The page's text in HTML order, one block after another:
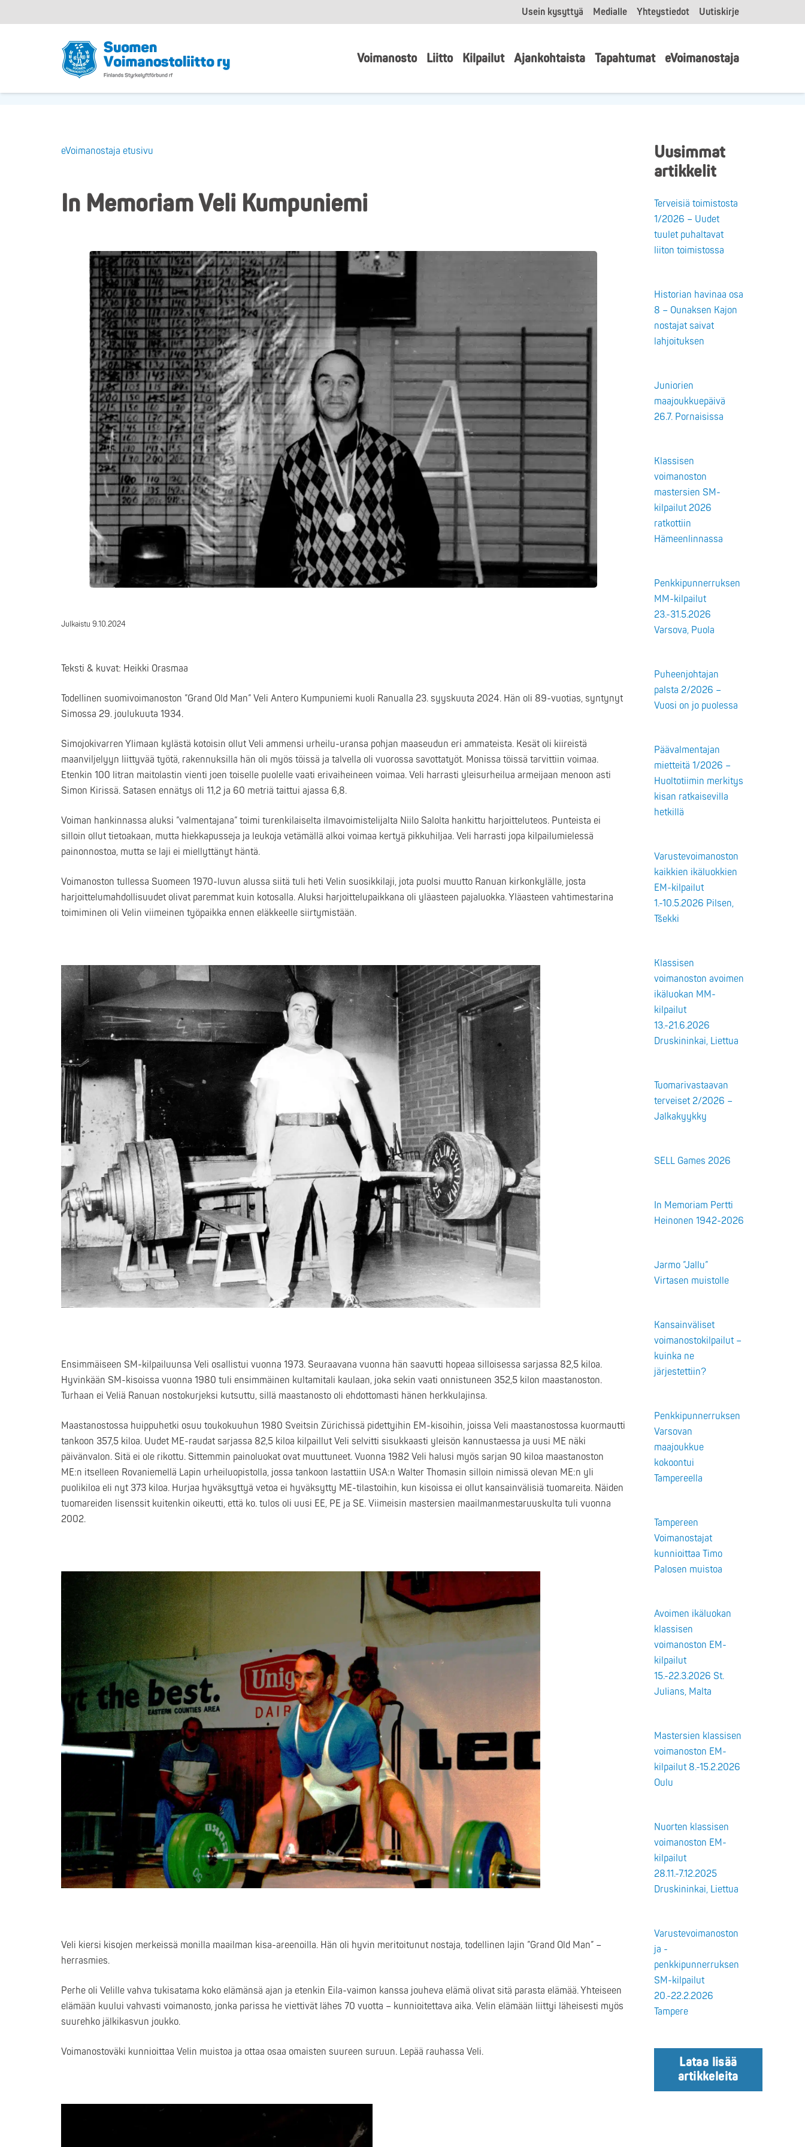
Usein kysyttyä Medialle Yhteystiedot Uutiskirje
Voimanosto Liitto Kilpailut Ajankohtaista Tapahtumat eVoimanostaja
eVoimanostaja etusivu
In Memoriam Veli Kumpuniemi
Julkaistu 9.10.2024
Teksti & kuvat: Heikki Orasmaa
Todellinen suomivoimanoston ”Grand Old Man” Veli Antero Kumpuniemi kuoli Ranualla 23. syyskuuta 2024. Hän oli 89-vuotias, syntynyt
Simossa 29. joulukuuta 1934.
Simojokivarren Ylimaan kylästä kotoisin ollut Veli ammensi urheilu-uransa pohjan maaseudun eri ammateista. Kesät oli kiireistä
maanviljelyyn liittyvää työtä, rakennuksilla hän oli myös töissä ja talvella oli vuorossa savottatyöt. Monissa töissä tarvittiin voimaa.
Etenkin 100 litran maitolastin vienti joen toiselle puolelle vaati erivaiheineen voimaa. Veli harrasti yleisurheilua armeijaan menoon asti
Simon Kirissä. Satasen ennätys oli 11,2 ja 60 metriä taittui ajassa 6,8.
Voiman hankinnassa aluksi ”valmentajana” toimi turenkilaiselta ilmavoimistelijalta Niilo Salolta hankittu harjoitteluteos. Punteista ei
silloin ollut tietoakaan, mutta hiekkapusseja ja leukoja vetämällä alkoi voimaa kertyä pikkuhiljaa. Veli harrasti jopa kilpailumielessä
painonnostoa, mutta se laji ei miellyttänyt häntä.
Voimanoston tullessa Suomeen 1970-luvun alussa siitä tuli heti Velin suosikkilaji, jota puolsi muutto Ranuan kirkonkylälle, josta
harjoittelumahdollisuudet olivat paremmat kuin kotosalla. Aluksi harjoittelupaikkana oli yläasteen pajaluokka. Yläasteen vahtimestarina
toimiminen oli Velin viimeinen työpaikka ennen eläkkeelle siirtymistään.
Ensimmäiseen SM-kilpailuunsa Veli osallistui vuonna 1973. Seuraavana vuonna hän saavutti hopeaa silloisessa sarjassa 82,5 kiloa.
Hyvinkään SM-kisoissa vuonna 1980 tuli ensimmäinen kultamitali kaulaan, joka sekin vaati onnistuneen 352,5 kilon maastanoston.
Turhaan ei Veliä Ranuan nostokurjeksi kutsuttu, sillä maastanosto oli ehdottomasti hänen herkkulajinsa.
Maastanostossa huippuhetki osuu toukokuuhun 1980 Sveitsin Zürichissä pidettyihin EM-kisoihin, joissa Veli maastanostossa kuormautti
tankoon 357,5 kiloa. Uudet ME-raudat sarjassa 82,5 kiloa kilpaillut Veli selvitti sisukkaasti yleisön kannustaessa ja uusi ME näki
päivänvalon. Sitä ei ole rikottu. Sittemmin painoluokat ovat muuttuneet. Vuonna 1982 Veli halusi myös sarjan 90 kiloa maastanoston
ME:n itselleen Rovaniemellä Lapin urheiluopistolla, jossa tankoon lastattiin USA:n Walter Thomasin silloin nimissä olevan ME:n yli
puolikiloa eli nyt 373 kiloa. Hurjaa hyväksyttyä vetoa ei hyväksytty ME-tilastoihin, kun kisoissa ei ollut kansainvälisiä tuomareita. Näiden
tuomareiden lisenssit kuitenkin oikeutti, että ko. tulos oli uusi EE, PE ja SE. Viimeisin mastersien maailmanmestaruuskulta tuli vuonna
2002.
Veli kiersi kisojen merkeissä monilla maailman kisa-areenoilla. Hän oli hyvin meritoitunut nostaja, todellinen lajin ”Grand Old Man” –
herrasmies.
Perhe oli Velille vahva tukisatama koko elämänsä ajan ja etenkin Eila-vaimon kanssa jouheva elämä olivat sitä parasta elämää. Yhteiseen
elämään kuului vahvasti voimanosto, jonka parissa he viettivät lähes 70 vuotta – kunnioitettava aika. Velin elämään liittyi läheisesti myös
suurehko jälkikasvun joukko.
Voimanostoväki kunnioittaa Velin muistoa ja ottaa osaa omaisten suureen suruun. Lepää rauhassa Veli.
Uusimmat
artikkelit
Terveisiä toimistosta
1/2026 – Uudet
tuulet puhaltavat
liiton toimistossa
Historian havinaa osa
8 – Ounaksen Kajon
nostajat saivat
lahjoituksen
Juniorien
maajoukkuepäivä
26.7. Pornaisissa
Klassisen
voimanoston
mastersien SM-
kilpailut 2026
ratkottiin
Hämeenlinnassa
Penkkipunnerruksen
MM-kilpailut
23.-31.5.2026
Varsova, Puola
Puheenjohtajan
palsta 2/2026 –
Vuosi on jo puolessa
Päävalmentajan
mietteitä 1/2026 –
Huoltotiimin merkitys
kisan ratkaisevilla
hetkillä
Varustevoimanoston
kaikkien ikäluokkien
EM-kilpailut
1.-10.5.2026 Pilsen,
Tšekki
Klassisen
voimanoston avoimen
ikäluokan MM-
kilpailut
13.-21.6.2026
Druskininkai, Liettua
Tuomarivastaavan
terveiset 2/2026 –
Jalkakyykky
SELL Games 2026
In Memoriam Pertti
Heinonen 1942-2026
Jarmo ”Jallu”
Virtasen muistolle
Kansainväliset
voimanostokilpailut –
kuinka ne
järjestettiin?
Penkkipunnerruksen
Varsovan
maajoukkue
kokoontui
Tampereella
Tampereen
Voimanostajat
kunnioittaa Timo
Palosen muistoa
Avoimen ikäluokan
klassisen
voimanoston EM-
kilpailut
15.-22.3.2026 St.
Julians, Malta
Mastersien klassisen
voimanoston EM-
kilpailut 8.-15.2.2026
Oulu
Nuorten klassisen
voimanoston EM-
kilpailut
28.11.-7.12.2025
Druskininkai, Liettua
Varustevoimanoston
ja -
penkkipunnerruksen
SM-kilpailut
20.-22.2.2026
Tampere
Lataa lisää
artikkeleita